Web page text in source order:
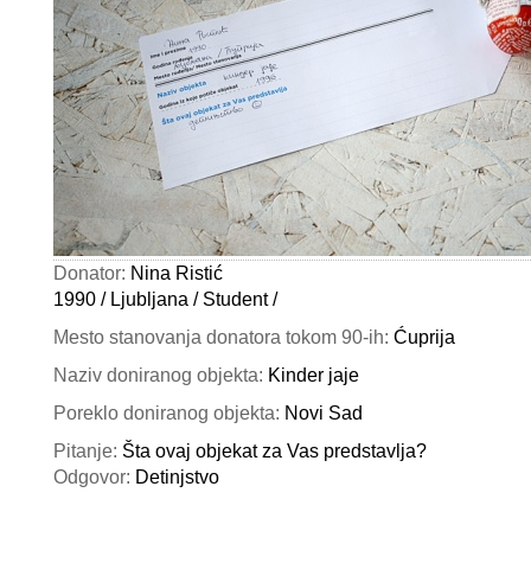
Donator: Nina Ristić
1990 / Ljubljana / Student /
Mesto stanovanja donatora tokom 90-ih: Ćuprija
Naziv doniranog objekta: Kinder jaje
Poreklo doniranog objekta: Novi Sad
Pitanje: Šta ovaj objekat za Vas predstavlja?
Odgovor: Detinjstvo